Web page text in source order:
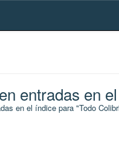
entradas en
en el índice para "Todo